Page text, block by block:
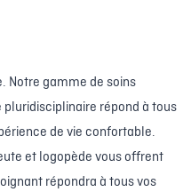
Notre gamme de soins
répond à tous
de vie confortable.
et logopède vous offrent
répondra à tous vos